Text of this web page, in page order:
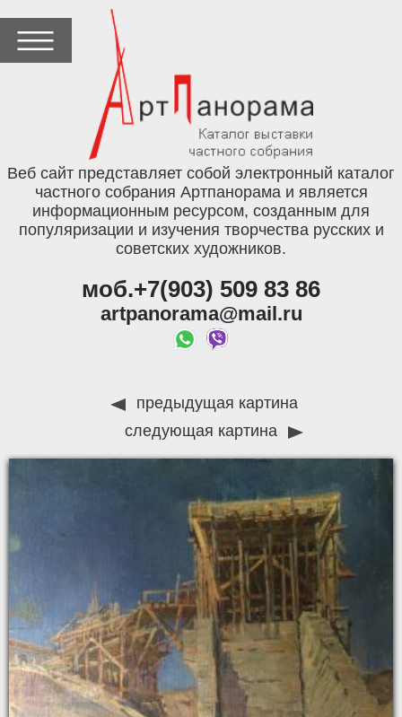
Веб сайт представляет собой электронный каталог
частного собрания Артпанорама и является
информационным ресурсом, созданным для
популяризации и изучения творчества русских и
советских художников.
моб.+7(903) 509 83 86
artpanorama@mail.ru
предыдущая картина
следующая картина